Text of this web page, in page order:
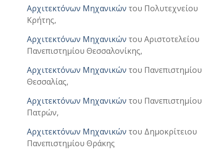
Αρχιτεκτόνων Μηχανικών του Πολυτεχνείου
Κρήτης,
Αρχιτεκτόνων Μηχανικών του Αριστοτελείου
Πανεπιστημίου Θεσσαλονίκης,
Αρχιτεκτόνων Μηχανικών του Πανεπιστημίου
Θεσσαλίας,
Αρχιτεκτόνων Μηχανικών του Πανεπιστημίου
Πατρών,
Αρχιτεκτόνων Μηχανικών του Δημοκρίτειου
Πανεπιστημίου Θράκης